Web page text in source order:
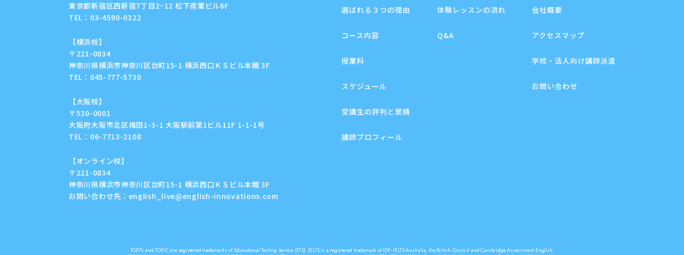
東京都新宿区西新宿7丁目2−12 松下産業ビル6F
TEL： 03-4590-0322
【横浜校】
〒221-0834
神奈川県横浜市神奈川区台町15-1 横浜西口ＫＳビル本館 3F
TEL： 045-777-5730
【大阪校】
〒530-0001
大阪府大阪市北区梅田1-3-1 大阪駅前第1ビル11F 1-1-1号
TEL： 06-7713-2108
【オンライン校】
〒221-0834
神奈川県横浜市神奈川区台町15-1 横浜西口ＫＳビル本館 3F
お問い合わせ先： english_live@english-innovations.com
選ばれる３つの理由
コース内容
授業料
スケジュール
受講生の評判と実績
講師プロフィール
体験レッスンの流れ
Q&A
会社概要
アクセスマップ
学校・法人向け講師派遣
お問い合わせ
TOEFL and TOEIC are registered trademarks of Educational Testing Service (ETS). IELTS is a registered trademark of IDP: IELTS Australia, the British Council and Cambridge Assessment English.